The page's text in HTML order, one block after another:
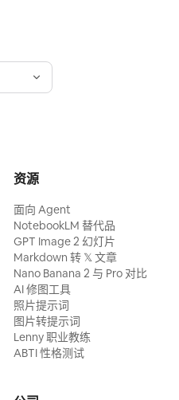
资源
面向 Agent
NotebookLM 替代品
GPT Image 2 幻灯片
Markdown 转 𝕏 文章
Nano Banana 2 与 Pro 对比
AI 修图工具
照片提示词
图片转提示词
Lenny 职业教练
ABTI 性格测试